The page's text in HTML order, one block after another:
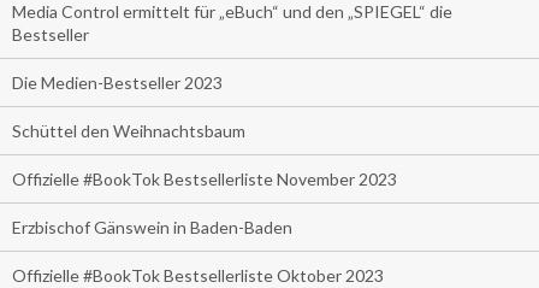
Media Control ermittelt für „eBuch“ und den „SPIEGEL“ die
Bestseller
Die Medien-Bestseller 2023
Schüttel den Weihnachtsbaum
Offizielle #BookTok Bestsellerliste November 2023
Erzbischof Gänswein in Baden-Baden
Offizielle #BookTok Bestsellerliste Oktober 2023